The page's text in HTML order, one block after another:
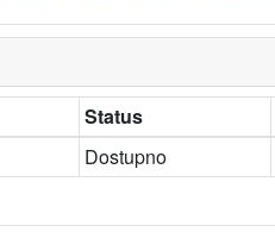
Status
Dostupno